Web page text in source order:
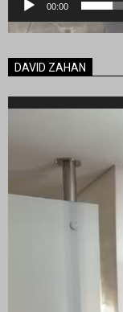
00:00
DAVID ZAHAN
Reproductor